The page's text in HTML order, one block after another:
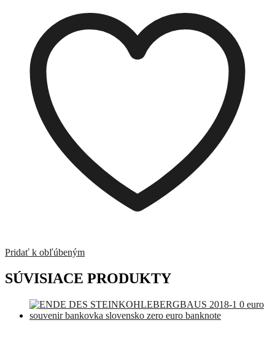
Pridať k obľúbeným
SÚVISIACE PRODUKTY